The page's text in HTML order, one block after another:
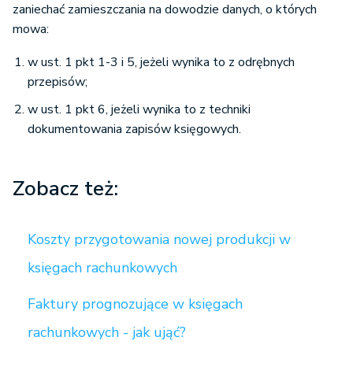
zaniechać zamieszczania na dowodzie danych, o których
mowa:
w ust. 1 pkt 1-3 i 5, jeżeli wynika to z odrębnych
przepisów;
w ust. 1 pkt 6, jeżeli wynika to z techniki
dokumentowania zapisów księgowych.
Zobacz też:
Koszty przygotowania nowej produkcji w
księgach rachunkowych
Faktury prognozujące w księgach
rachunkowych - jak ująć?